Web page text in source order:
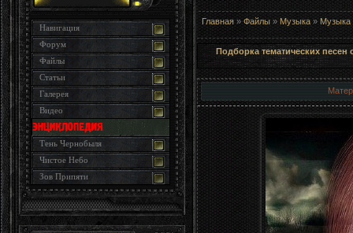
Навигация
Форум
Файлы
Статьи
Галерея
Видео
Тень Чернобыля
Чистое Небо
Зов Припяти
Главная » Файлы » Музыка » Музыка
Подборка тематических песен